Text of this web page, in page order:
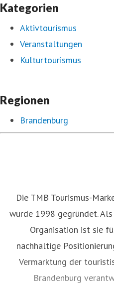
Kategorien
Aktivtourismus
Veranstaltungen
Kulturtourismus
Regionen
Brandenburg
Die TMB Tourismus-
wurde 1998 gegründet.
Organisation ist sie
nachhaltige
Vermarktung der
Brandenburg